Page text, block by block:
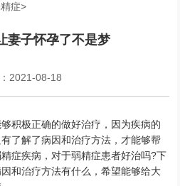
症>
妻子怀孕了不是梦
2021-08-18
积极正确的做好治疗，因为疾病的
了解了病因和治疗方法，才能够帮
症疾病，对于弱精症患者好治吗?下
和治疗方法有什么，希望能够给大